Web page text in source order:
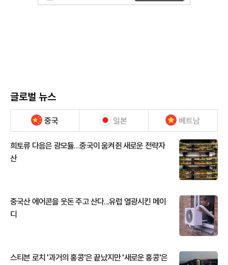
글로벌 뉴스
중국 일본 베트남
희토류 다음은 광모듈…중국이 움켜쥔 새로운 전략자
산
중국산 에어콘을 웃돈 주고 산다...유럽 열광시킨 메이
디
스티븐 로치 '과거의 홍콩'은 끝났지만 '새로운 홍콩'은